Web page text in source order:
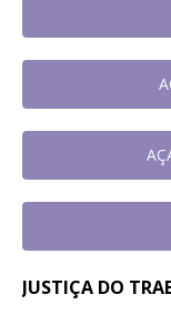
JUSTIÇA DO